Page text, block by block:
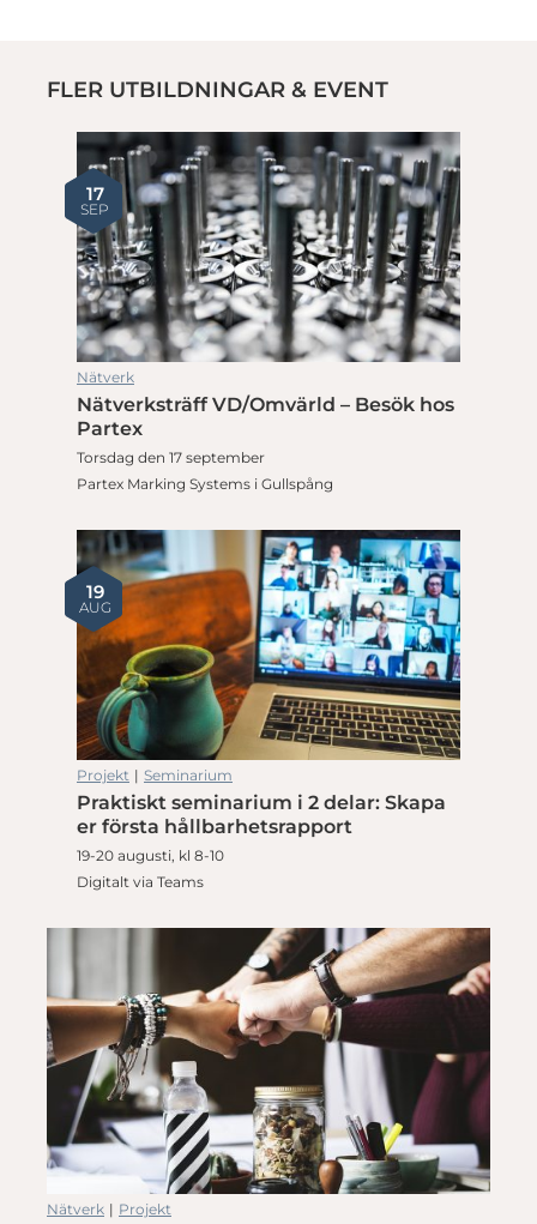
FLER UTBILDNINGAR & EVENT
17
SEP
Nätverk
Nätverksträff VD/Omvärld – Besök hos
Partex
Torsdag den 17 september
Partex Marking Systems i Gullspång
19
AUG
Projekt | Seminarium
Praktiskt seminarium i 2 delar: Skapa
er första hållbarhetsrapport
19-20 augusti, kl 8-10
Digitalt via Teams
Nätverk | Projekt